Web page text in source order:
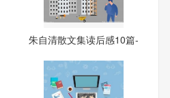
朱自清散文集读后感10篇-